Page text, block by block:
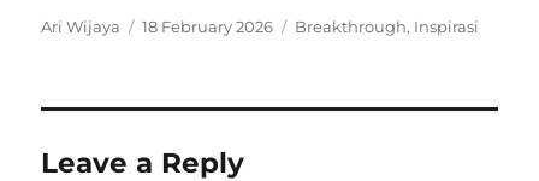
Author
Ari Wijaya
Posted
18 February 2026 Categories
Breakthrough, Inspirasi
Leave a Reply